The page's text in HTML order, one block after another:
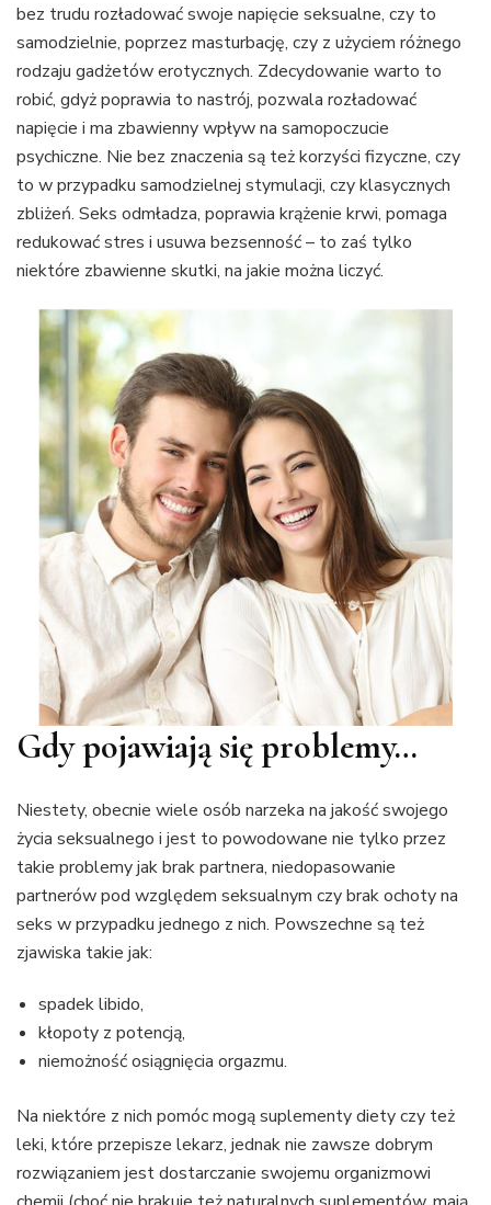
bez trudu rozładować swoje napięcie seksualne, czy to
samodzielnie, poprzez masturbację, czy z użyciem różnego
rodzaju gadżetów erotycznych. Zdecydowanie warto to
robić, gdyż poprawia to nastrój, pozwala rozładować
napięcie i ma zbawienny wpływ na samopoczucie
psychiczne. Nie bez znaczenia są też korzyści fizyczne, czy
to w przypadku samodzielnej stymulacji, czy klasycznych
zbliżeń. Seks odmładza, poprawia krążenie krwi, pomaga
redukować stres i usuwa bezsenność – to zaś tylko
niektóre zbawienne skutki, na jakie można liczyć.
Gdy pojawiają się problemy…
Niestety, obecnie wiele osób narzeka na jakość swojego
życia seksualnego i jest to powodowane nie tylko przez
takie problemy jak brak partnera, niedopasowanie
partnerów pod względem seksualnym czy brak ochoty na
seks w przypadku jednego z nich. Powszechne są też
zjawiska takie jak:
spadek libido,
kłopoty z potencją,
niemożność osiągnięcia orgazmu.
Na niektóre z nich pomóc mogą suplementy diety czy też
leki, które przepisze lekarz, jednak nie zawsze dobrym
rozwiązaniem jest dostarczanie swojemu organizmowi